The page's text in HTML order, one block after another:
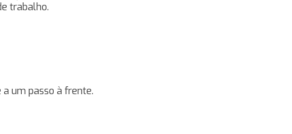
trabalho.
um passo à frente.